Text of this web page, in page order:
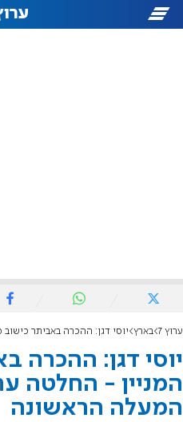
ערוץ 7 בארץ יוסי דגן: ההכרה באביתר כישוב מן המניין -
יוסי דגן: ההכרה
המניין - החלטה
המעלה הראשונה